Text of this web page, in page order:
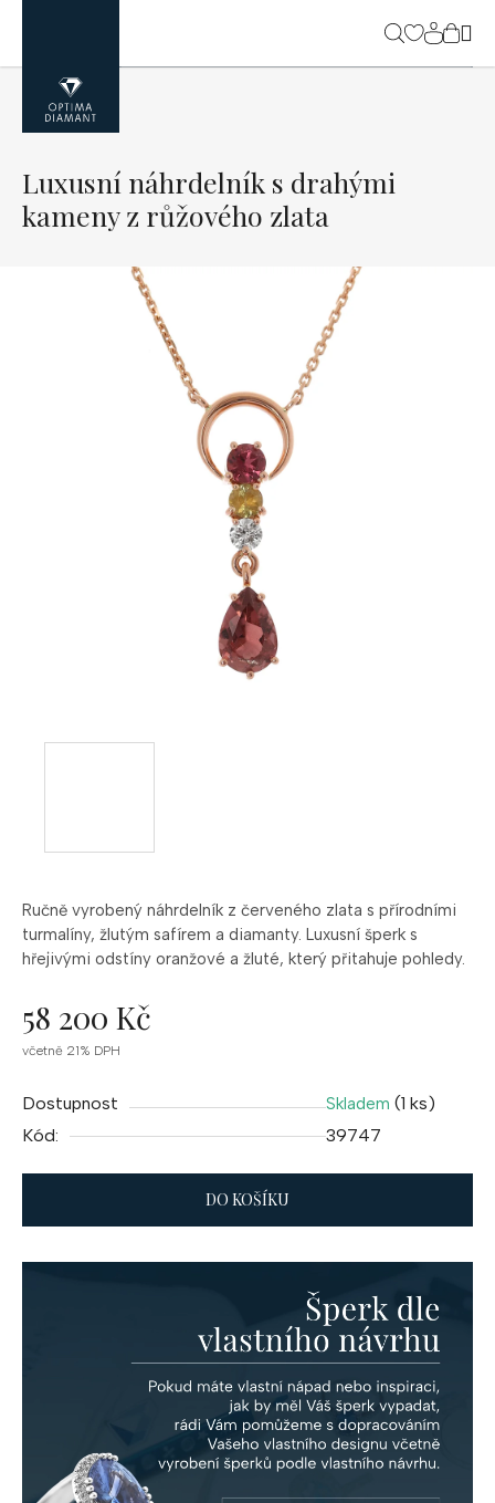
obsah
Ručně vyrobený náhrdelník z červeného zlata s přírodními
turmalíny, žlutým safírem a diamanty. Luxusní šperk s
hřejivými odstíny oranžové a žluté, který přitahuje pohledy.
58 200 Kč
Měrná
včetně 21% DPH
Dostupnost Skladem (1 ks)
Kód:
39747
DO KOŠÍKU
Luxusní náhrdelník s drahými
kameny z růžového zlata